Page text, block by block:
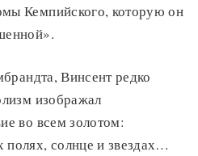
Кемпийского, которую он
Винсент редко
изображал
во всем золотом:
солнце и звездах…